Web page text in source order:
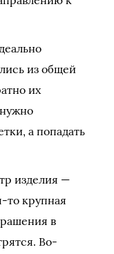
из общей
их
а попадать
изделия —
то крупная
в
Во-